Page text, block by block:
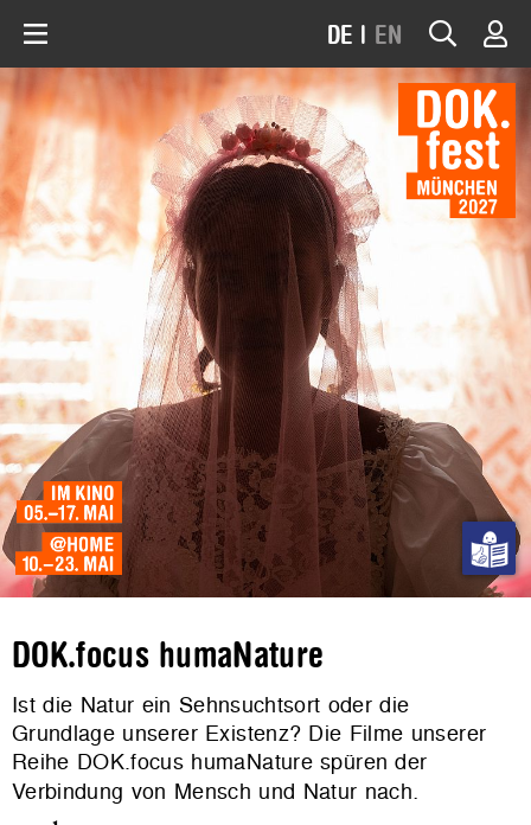
DE | EN
DOK.focus humaNature
Ist die Natur ein Sehnsuchtsort oder die
Grundlage unserer Existenz? Die Filme unserer
Reihe DOK.focus humaNature spüren der
Verbindung von Mensch und Natur nach.